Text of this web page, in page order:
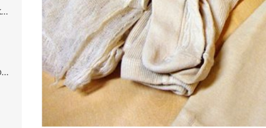
Premax Nůžky entlovací, délka 23 cm
Šicí stroj Lada H73A a šicí stolek Prodloužená záruka 5 let + přídavný stolek +